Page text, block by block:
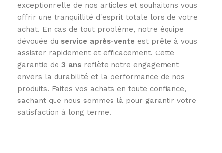
exceptionnelle de nos articles et souhaitons vous
offrir une tranquillité d'esprit totale lors de votre
achat. En cas de tout problème, notre équipe
dévouée du service après-vente est prête à vous
assister rapidement et efficacement. Cette
garantie de 3 ans reflète notre engagement
envers la durabilité et la performance de nos
produits. Faites vos achats en toute confiance,
sachant que nous sommes là pour garantir votre
satisfaction à long terme.